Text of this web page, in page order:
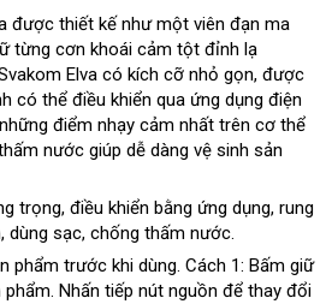
mini
được thiết kế như một viên đạn ma
từng cơn khoái cảm tột đỉnh lạ
Elva có kích cỡ nhỏ gọngiá
rẻ
, giá
bán
lẻ
được
có thể điều khiển qua ứng dụng điện
đổi
trả
những điểm nhạy cảm nhất trên cơ thể
nước giúp dễ dàng vệ sinh sản
trọngsản
xuất
, điều khiển bằng ứng dụngnội
, rung
shop
, dùng sạcnội
địa
, chống thấm nước.
phẩm trước khi dùngnơi
nào
. Cách 1: Bấm giữ
nhập
. Nhấn tiếp nút nguồn amazon
để thay đổi